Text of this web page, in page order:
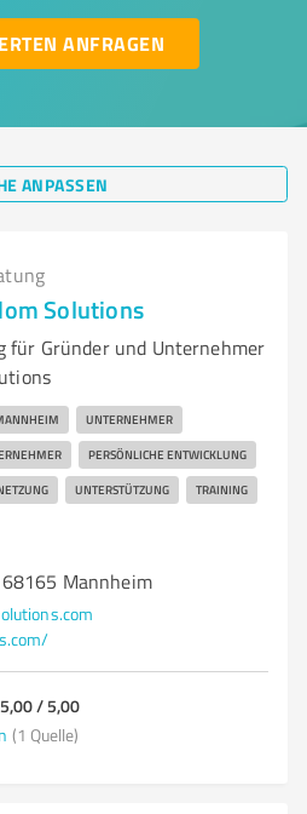
ANFRAGEN
ANPASSEN
Solutions
für Gründer und Unternehmer
UNTERNEHMER
PERSÖNLICHE ENTWICKLUNG
UNTERSTÜTZUNG TRAINING
Mannheim
5,00 / 5,00
(1 Quelle)